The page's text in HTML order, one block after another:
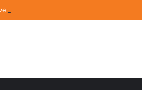
familiar marca el cierre del Curso de